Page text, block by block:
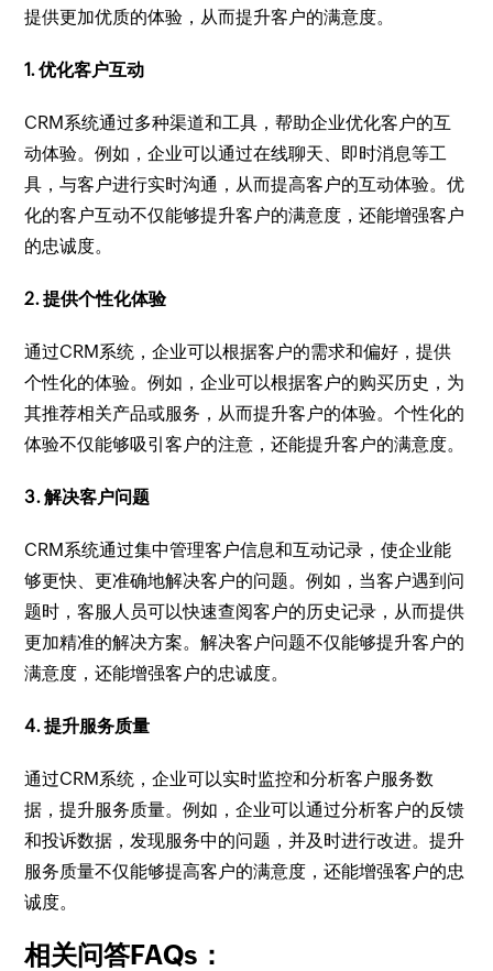
提供更加优质的体验，从而提升客户的满意度。
1. 优化客户互动
CRM系统通过多种渠道和工具，帮助企业优化客户的互
动体验。例如，企业可以通过在线聊天、即时消息等工
具，与客户进行实时沟通，从而提高客户的互动体验。优
化的客户互动不仅能够提升客户的满意度，还能增强客户
的忠诚度。
2. 提供个性化体验
通过CRM系统，企业可以根据客户的需求和偏好，提供
个性化的体验。例如，企业可以根据客户的购买历史，为
其推荐相关产品或服务，从而提升客户的体验。个性化的
体验不仅能够吸引客户的注意，还能提升客户的满意度。
3. 解决客户问题
CRM系统通过集中管理客户信息和互动记录，使企业能
够更快、更准确地解决客户的问题。例如，当客户遇到问
题时，客服人员可以快速查阅客户的历史记录，从而提供
更加精准的解决方案。解决客户问题不仅能够提升客户的
满意度，还能增强客户的忠诚度。
4. 提升服务质量
通过CRM系统，企业可以实时监控和分析客户服务数
据，提升服务质量。例如，企业可以通过分析客户的反馈
和投诉数据，发现服务中的问题，并及时进行改进。提升
服务质量不仅能够提高客户的满意度，还能增强客户的忠
诚度。
相关问答FAQs：